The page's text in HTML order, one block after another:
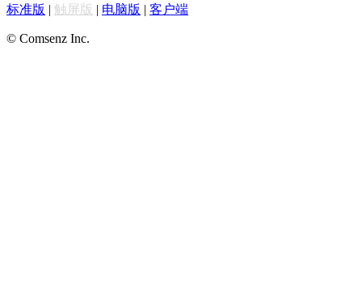
标准版 | 触屏版 | 电脑版 | 客户端
© Comsenz Inc.